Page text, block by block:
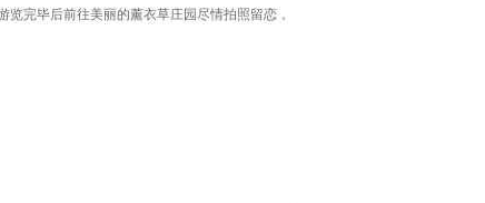
完毕后前往美丽的薰衣草庄园尽情拍照留恋，